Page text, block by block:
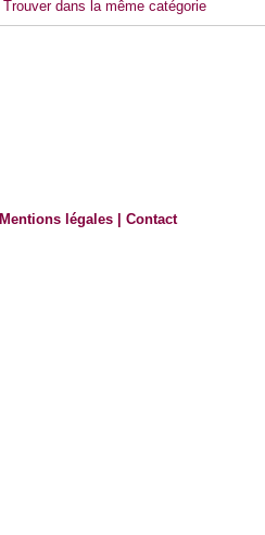
Trouver dans la même catégorie
Mentions légales |Contact